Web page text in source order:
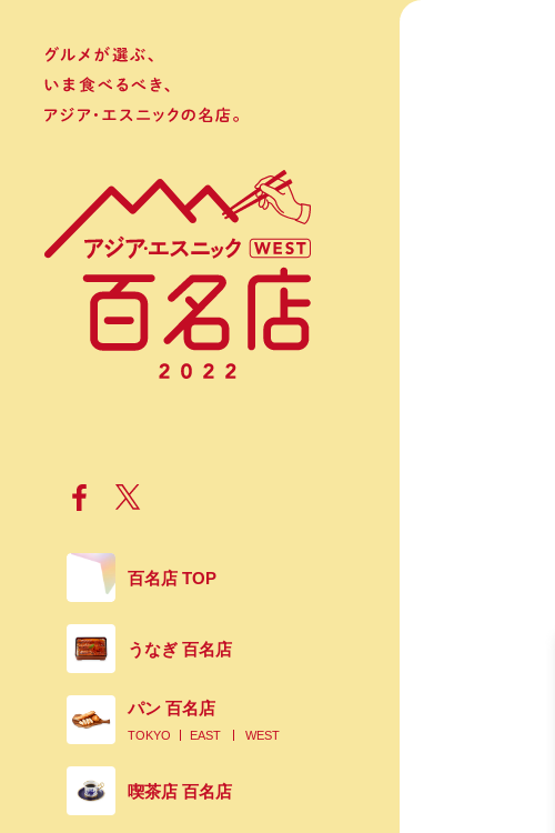
百名店 TOP
うなぎ 百名店
パン 百名店
TOKYO EAST WEST
喫茶店 百名店